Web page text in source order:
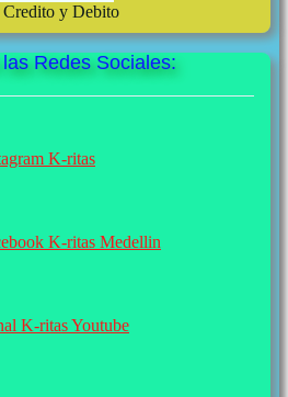
Credito y Debito
Redes Sociales:
K-ritas
K-ritas Medellin
K-ritas Youtube